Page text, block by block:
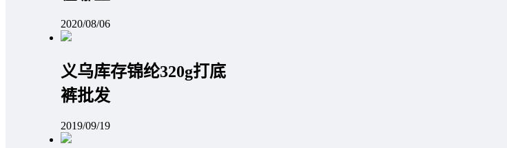
2020/08/06
义乌库存锦纶320g打底
裤批发
2019/09/19